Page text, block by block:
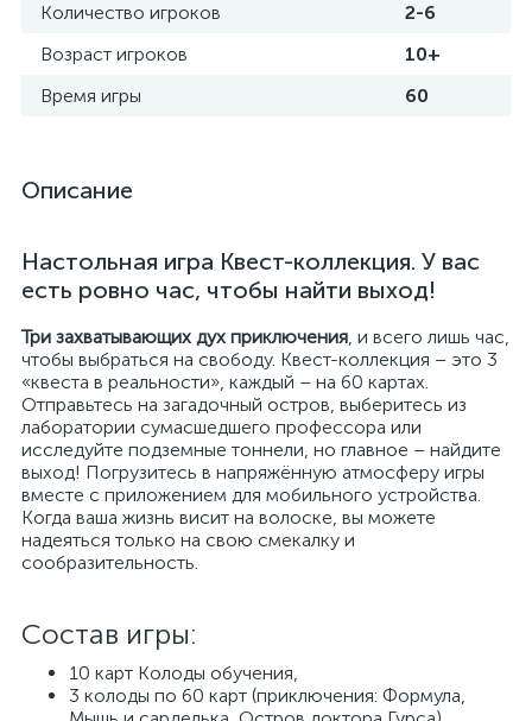
Количество игроков
2-6
Возраст игроков
10+
Время игры
60
Описание
Настольная игра Квест-коллекция. У вас
есть ровно час, чтобы найти выход!
Три захватывающих дух приключения, и всего лишь час,
чтобы выбраться на свободу. Квест-коллекция – это 3
«квеста в реальности», каждый – на 60 картах.
Отправьтесь на загадочный остров, выберитесь из
лаборатории сумасшедшего профессора или
исследуйте подземные тоннели, но главное – найдите
выход! Погрузитесь в напряжённую атмосферу игры
вместе с приложением для мобильного устройства.
Когда ваша жизнь висит на волоске, вы можете
надеяться только на свою смекалку и
сообразительность.
Состав игры:
10 карт Колоды обучения,
3 колоды по 60 карт (приключения: Формула,